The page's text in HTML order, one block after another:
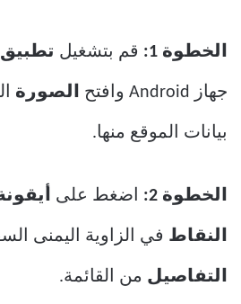
الخطوة 1: قم بتشغيل
جهاز Android وافتح الصورة
بيانات الموقع منها.
الخطوة 2: اضغط على
النقاط في الزاوية اليمنى
التفاصيل من القائمة.